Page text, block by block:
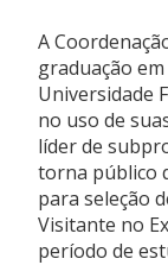
A
graduação em
Universidade
no uso de
líder de
torna público
para seleção
Visitante no
período de